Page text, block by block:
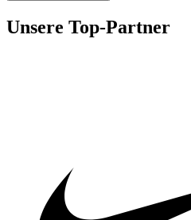
Unsere Top-Partner